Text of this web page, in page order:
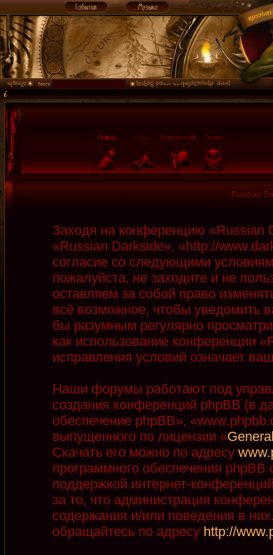
Russian
Заходя на конференцию
«Russian Darkside», «http://
согласие со следующими
пожалуйста, не заходите и не
оставляем за собой право
всё возможное, чтобы уведомить
бы разумным регулярно
как использование конференции
исправления условий означает
Наши форумы работают под
создания конференций phpBB (в
обеспечение phpBB»,
выпущенного по лицензии «
Скачать его можно по адресу
программного обеспечения phpBB
поддержкой интернет-
за то, что администрация
содержания и/или поведения в
обращайтесь по адресу http://